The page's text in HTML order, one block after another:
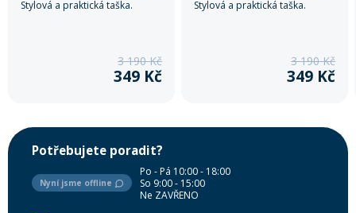
Stylová a praktická taška.
3 190 Kč
349 Kč
Stylová a praktická taška.
3 190 Kč
349 Kč
Potřebujete poradit?
Nyní jsme offline
Po - Pá 10:00 - 18:00
So 9:00 - 15:00
Ne ZAVŘENO